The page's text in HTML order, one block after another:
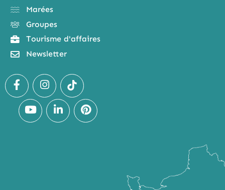
Marées
Groupes
Tourisme d'affaires
Newsletter